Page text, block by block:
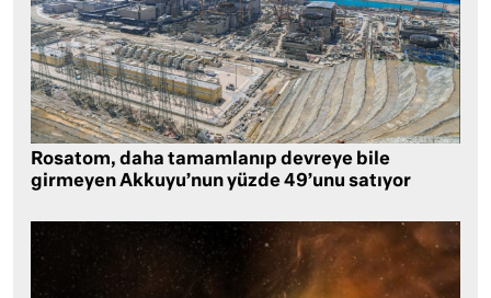
Rosatom, daha tamamlanıp devreye bile
girmeyen Akkuyu’nun yüzde 49’unu satıyor